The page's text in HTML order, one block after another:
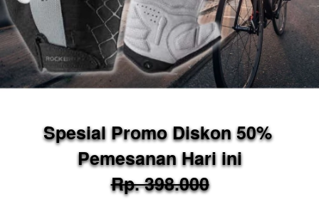
Spesial Promo Diskon 50%
Pemesanan Hari ini
Rp. 398.000